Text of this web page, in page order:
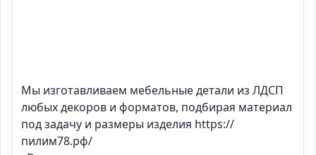
Мы изготавливаем мебельные детали из ЛДСП
любых декоров и форматов, подбирая материал
под задачу и размеры изделия https://
пилим78.рф/